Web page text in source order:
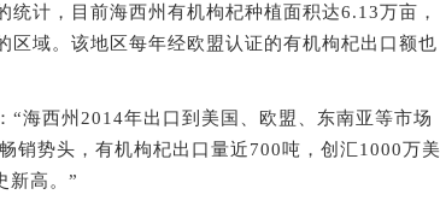
计，目前海西州有机枸杞种植面积达6.13万亩，
区域。该地区每年经欧盟认证的有机枸杞出口额也
“海西州2014年出口到美国、欧盟、东南亚等市场
销势头，有机枸杞出口量近700吨，创汇1000万美
新高。”